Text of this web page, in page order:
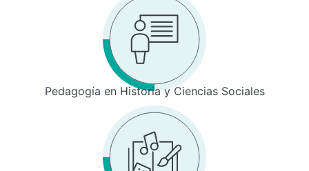
Pedagogía en Historia y Ciencias Sociales